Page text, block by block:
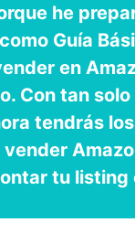
he
Guía
en
Con tan
tendrás
tu listing